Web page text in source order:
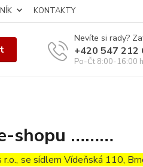
KONTAKTY
Nevíte si rady?
+420 547 212
Po-Čt 8:00-16:00
shopu ………
se sídlem Vídeňská 110,